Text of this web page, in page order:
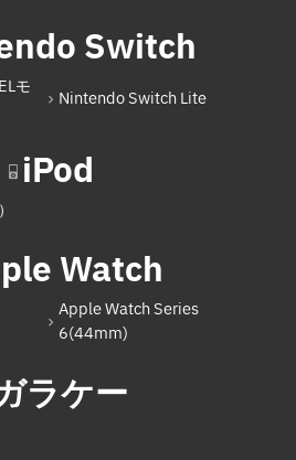
第4世代）
世代）
6(44mm)
Switch
モ
Nintendo Switch Lite
iPod
Watch
Apple Watch Series
6(44mm)
ラケー